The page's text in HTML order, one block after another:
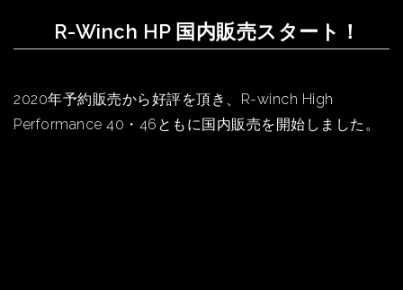
R-Winch HP 国内販売スタート！
2020年予約販売から好評を頂き、R-winch High
Performance 40・46ともに国内販売を開始しました。